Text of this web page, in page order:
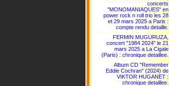
concerts
"MONOMANIAQUES" en
power rock n roll trio les 28
et 29 mars 2025 a Paris :
compte rendu detaille.
FERMIN MUGURUZA,
concert "1984 2024" le 21
mars 2025 a La Cigale
(Paris) : chronique detaillee.
Album CD "Remember
Eddie Cochran" (2024) de
VIKTOR HUGANET :
chronique detaillee.